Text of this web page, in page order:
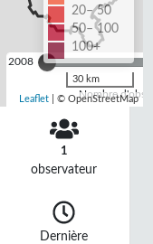
2008
Nombre
20– 50
50– 100
100+
30 km
Leaflet | © OpenStreetMap
1
observateur
Dernière